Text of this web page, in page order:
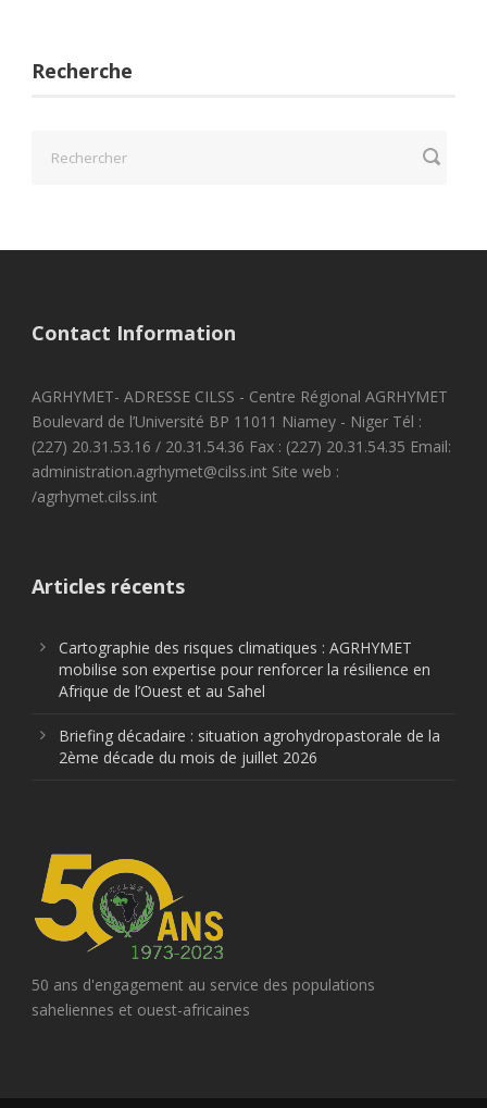
Recherche
Contact Information
AGRHYMET- ADRESSE CILSS - Centre Régional AGRHYMET
Boulevard de l’Université BP 11011 Niamey - Niger Tél :
(227) 20.31.53.16 / 20.31.54.36 Fax : (227) 20.31.54.35 Email:
administration.agrhymet@cilss.int Site web :
/agrhymet.cilss.int
Articles récents
Cartographie des risques climatiques : AGRHYMET
mobilise son expertise pour renforcer la résilience en
Afrique de l’Ouest et au Sahel
Briefing décadaire : situation agrohydropastorale de la
2ème décade du mois de juillet 2026
50 ans d'engagement au service des populations
saheliennes et ouest-africaines